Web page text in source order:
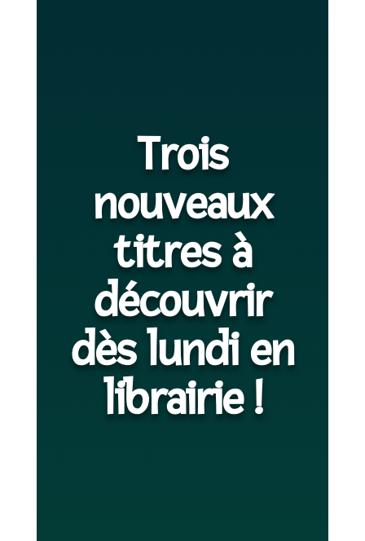
Trois
nouveaux
titres à
découvrir
dès lundi en
librairie !